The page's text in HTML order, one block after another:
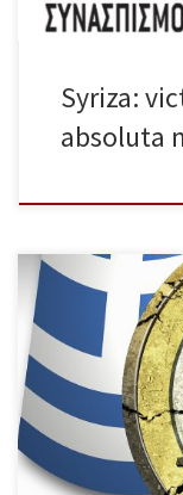
Syriza:
absoluta
En diciembre,
Paramento sin que
el Gobierno Stavros
necesarios. Ante
adelantaba las
económica se